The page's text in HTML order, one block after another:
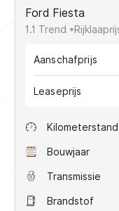
Contact
info@koseautos.nl
Openingstijden
Ma - Vr:
Zondag:
Ford Fiesta
1.1 Trend
Aanschafprijs
Leaseprijs
Kilometerstand
Bouwjaar
Transmissie
Brandstof